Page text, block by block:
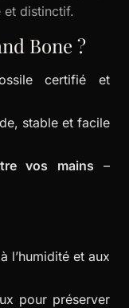
et distinctif.
Bone ?
certifié et
stable et facile
vos mains –
l’humidité et aux
pour préserver